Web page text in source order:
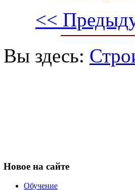
<<
Вы здесь:
Новое на сайте
Обучение